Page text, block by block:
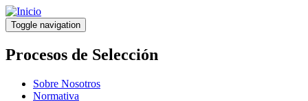
Pasar
al
contenido
principal
Toggle navigation
Procesos de Selección
Sobre Nosotros
Normativa